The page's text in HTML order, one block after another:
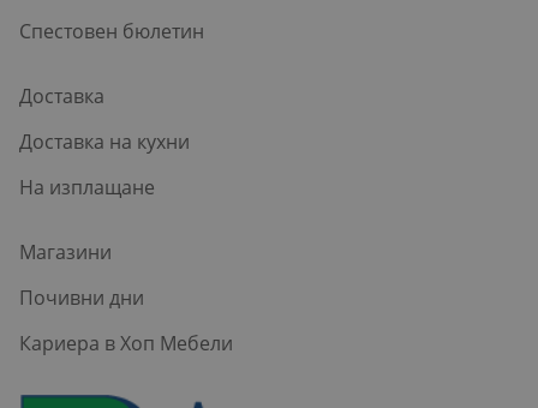
Спестовен бюлетин
Доставка
Доставка на кухни
На изплащане
Магазини
Почивни дни
Кариера в Хоп Мебели